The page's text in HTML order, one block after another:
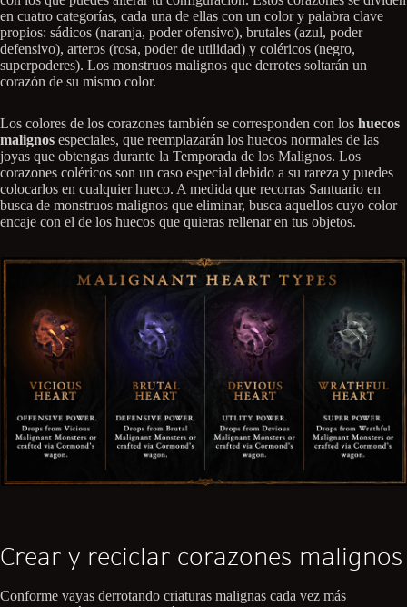
en cuatro categorías, cada una de ellas con un color y palabra clave
propios: sádicos (naranja, poder ofensivo), brutales (azul, poder
defensivo), arteros (rosa, poder de utilidad) y coléricos (negro,
superpoderes). Los monstruos malignos que derrotes soltarán un
corazón de su mismo color.
Los colores de los corazones también se corresponden con los huecos
malignos especiales, que reemplazarán los huecos normales de las
joyas que obtengas durante la Temporada de los Malignos. Los
corazones coléricos son un caso especial debido a su rareza y puedes
colocarlos en cualquier hueco. A medida que recorras Santuario en
busca de monstruos malignos que eliminar, busca aquellos cuyo color
encaje con el de los huecos que quieras rellenar en tus objetos.
Crear y reciclar corazones malignos
Conforme vayas derrotando criaturas malignas cada vez más